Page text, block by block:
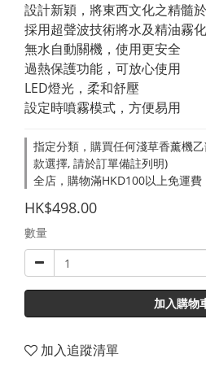
設計新穎，將東西文化之精髓
採用超聲波技術將水及精油霧
無水自動關機，使用更安全
過熱保護功能，可放心使用
LED燈光，柔和舒壓
設定時噴霧模式，方便易用
指定分類，購買任何淺草香薰機
款選擇, 請於訂單備註列明)
全店，購物滿HKD100以上免運費
HK$498.00
數量
加入購物
加入追蹤清單